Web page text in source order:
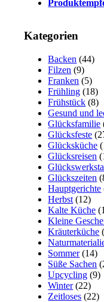
Kategorien
Backen (44)
Filzen (9)
Franken (5)
Frühling (18)
Frühstück (8)
Gesund und
Glücksfamilie
Glücksfeste
Glücksküche
Glücksreisen
Glückszeiten
Hauptgerichte
Herbst (12)
Kalte Küche
Kleine
Kräuterküche
Sommer(14)
Süße Sachen
Upcycling (9)
Winter(22)
Zeitloses (22)